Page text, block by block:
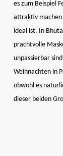
es zum Beispiel
attraktiv machen
ideal ist. In
prachtvolle
unpassierbar
Weihnachten in
obwohl es
dieser beiden